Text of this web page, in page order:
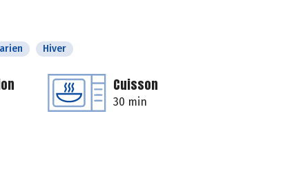
Hiver
Cuisson
30 min